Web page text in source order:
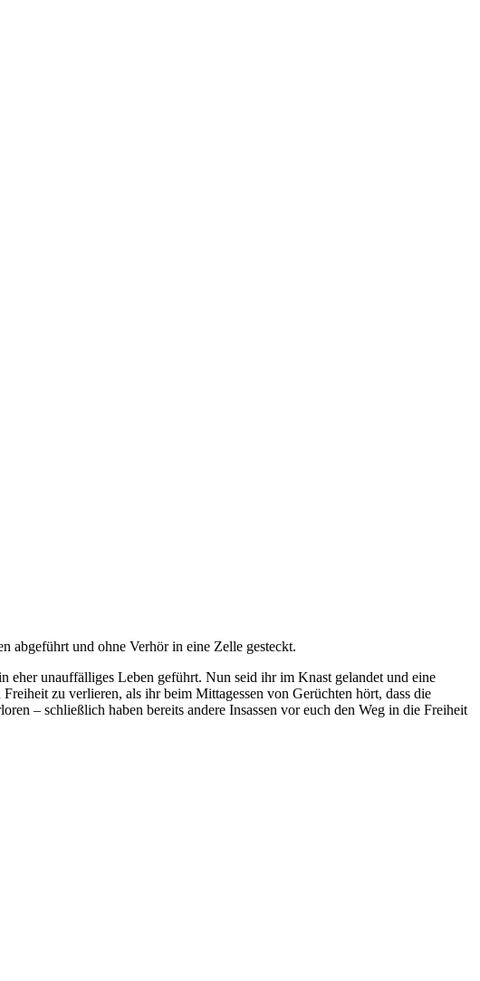
abgeführt und ohne Verhör in eine Zelle gesteckt.
eher unauffälliges Leben geführt. Nun seid ihr im Knast gelandet und eine
zu verlieren, als ihr beim Mittagessen von Gerüchten hört, dass die
– schließlich haben bereits andere Insassen vor euch den Weg in die Freiheit